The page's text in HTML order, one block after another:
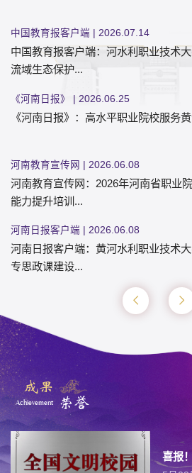
中国教育报客户端 | 2026.07.14
中国教育报客户端：河水利职业技术
流域生态保护...
《河南日报》 | 2026.06.25
《河南日报》：高水平职业院校服务
河南教育宣传网 | 2026.06.08
河南教育宣传网：2026年河南省职业
能力提升培训...
河南日报客户端 | 2026.06.08
河南日报客户端：黄河水利职业技术
专思政课建设...
河南日报客户端 | 2026.06.01
河南日报客户端：黄河水利职业技术
年会上作...
《河南日报》 | 2026.05.08
《河南日报》：一杯清茶叙心声 思政
河南日报客户端 | 2026.04.17
https://m.topnews.cn/hnrbnews/
成果
Achievement 荣誉